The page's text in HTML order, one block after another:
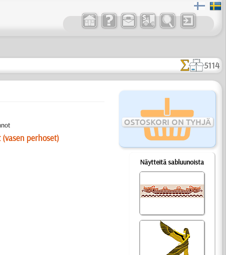
5114
OSTOSKORI ON TYHJÄ
Näytteitä sabluunoista
perhoset)